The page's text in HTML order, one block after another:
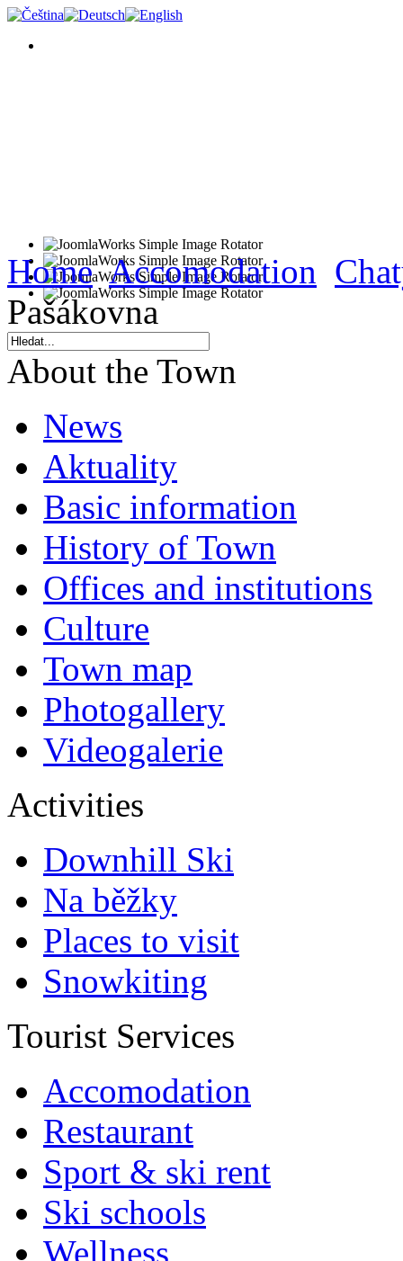
Home Accomodation
Pašákovna
About the Town
News
Aktuality
Basic information
History of Town
Offices and institutions
Culture
Town map
Photogallery
Videogalerie
Activities
Downhill Ski
Na běžky
Places to visit
Snowkiting
Tourist Services
Accomodation
Restaurant
Sport & ski rent
Ski schools
Wellness